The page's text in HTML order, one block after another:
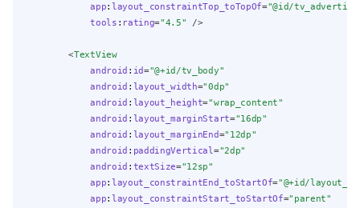
app: layout_constraintTop_toTopOf="@id/
tools : rating="4.5" />
        <
TextView
android : id="@+id/tv_body"
android : layout_width="0dp"
android : layout_height="wrap_content"
android : layout_marginStart="16dp"
android : layout_marginEnd="12dp"
android : paddingVertical="2dp"
android : textSize="12sp"
app: layout_constraintEnd_toStartOf="@+id/
app: layout_constraintStart_toStartOf="parent"